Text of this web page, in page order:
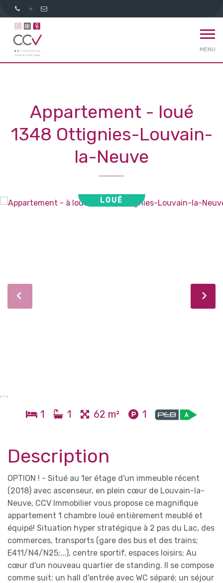
MENU
Appartement - loué
1348 Ottignies-Louvain-
la-Neuve
LOUÉ
1 1 62 m² 1
Description
OPTION ! - Situé au 1er étage d'un immeuble récent
(2018) avec ascenseur, en plein cœur de Louvain-la-
Neuve, CCV Immobilier vous propose ce magnifique
appartement 1 chambre loué entièrement meublé et
équipé! Situation hyper stratégique à 2 pas du Lac, des
commerces, transports (gare des bus et des trains;
E411/N4/N25;...), centre sportif, espaces loisirs; Au
cœur d'un nouveau quartier de standing. Il se compose
comme suit: un hall d'entrée avec WC séparé; un séjour